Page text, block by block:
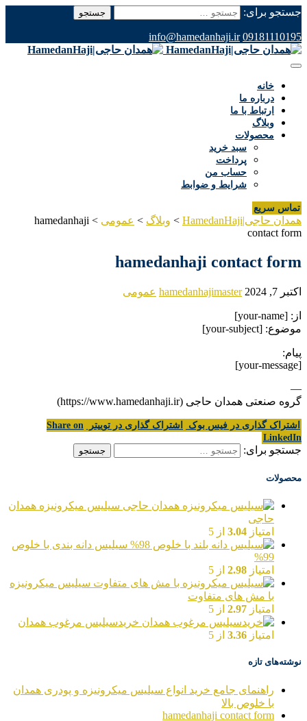
جستجو برای:
09181110195
info@hamedanhaji.ir
خانه
درباره ما
ارتباط با ما
وبلاگ
محصولات
سبد خرید
پرداخت
حساب من
شرایط و ضوابط
تماس سریع
همدان حاجی|HamedanHaji > وبلاگ > عمومی >
hamedanhaji
contact form
hamedanhaji contact form
اکتبر 7, 2024 hamedanhajimaster عمومی
از: [your-name]
موضوع: [your-subject]
پیام:
[your-message]
—
گروه صنعتی همدان حاجی (https://www.hamedanhaji.ir)
اشتراک گذاری در فیس بوک اشتراک گذاری در توییتر
Share on
LinkedIn
جستجو برای:
محصولات
سیلیس میکرونیزه همدان
حاجی
امتیاز 3.04 از 5
سیلیس دانه بندی با خلوص
99%
امتیاز 2.98 از 5
سیلیس میکرونیزه
با مش های متفاوت
امتیاز 2.97 از 5
خریدسیلیس مرغوب همدان
امتیاز 3.36 از 5
نوشته‌های تازه
راهنمای جامع خرید انواع سیلیس میکرونیزه و پودری همدان
با خلوص بالا
hamedanhaji contact form